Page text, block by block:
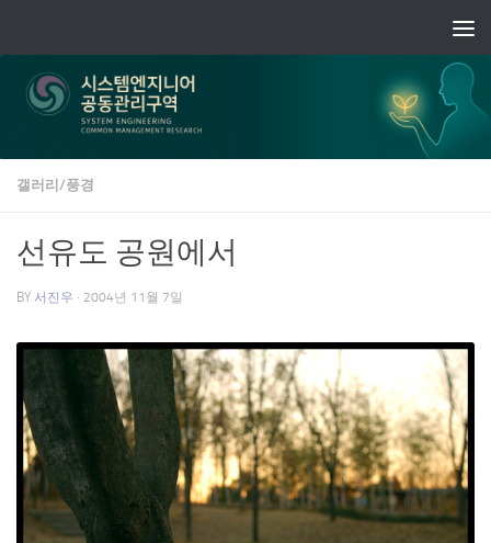
갤러리/풍경
선유도 공원에서
BY 서진우 · 2004년 11월 7일